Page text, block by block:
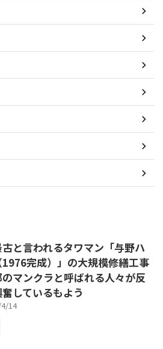
古と言われるタワマン「与野ハ
1976完成）」の大規模修繕工事
のマンクラと呼ばれる人々が反
しているもよう
14